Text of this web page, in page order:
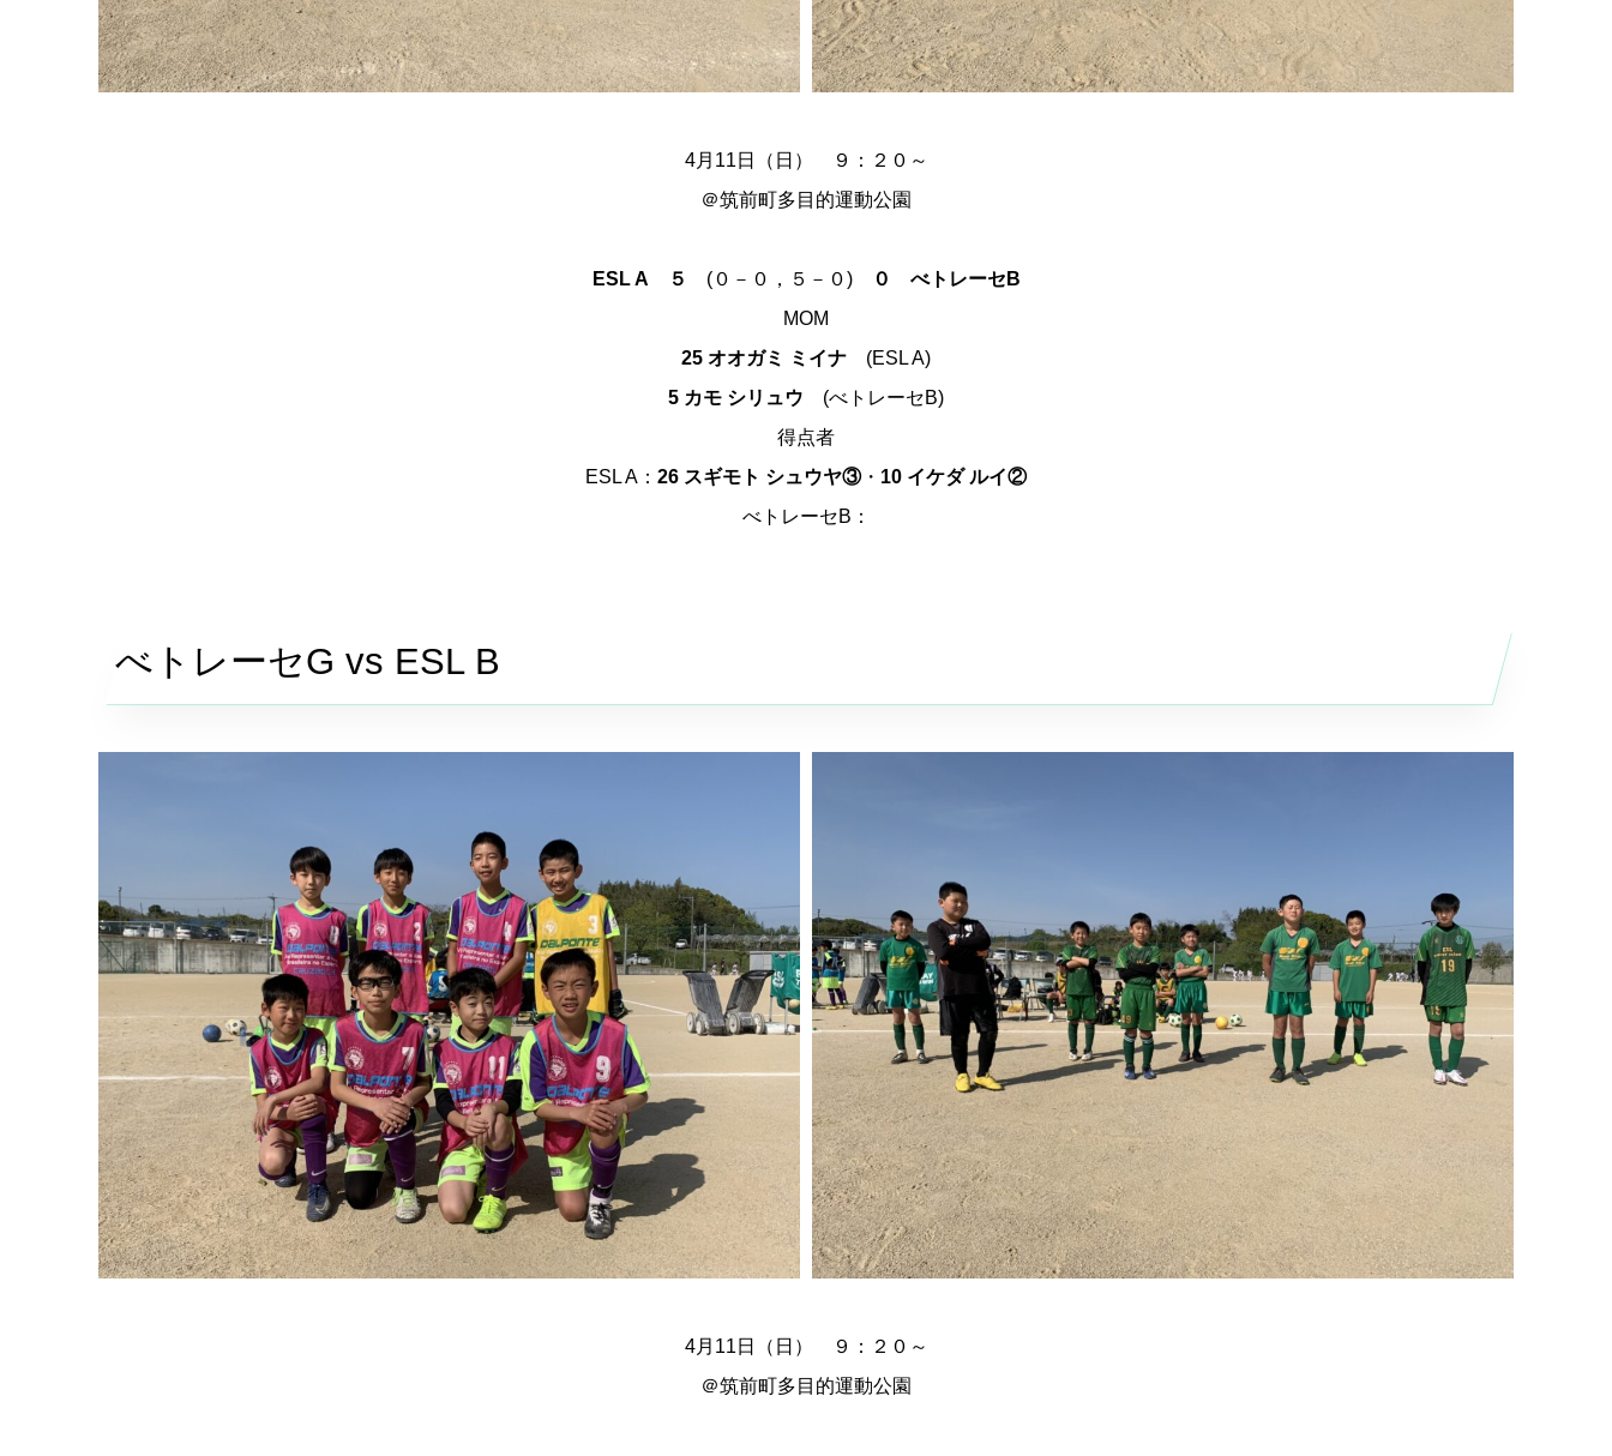
4月11日（日） ９：２０～
＠筑前町多目的運動公園
ESL A ５ (０－０，５－０) ０ べトレーセ B
MOM
25 オオガミ ミイナ (ESL A)
5 カモ シリュウ (べトレーセB)
得点者
ESL A： 26 スギモト シュウヤ③・ 10 イケダ ルイ②
べトレーセB：
べトレーセG vs ESL B
4月11日（日） ９：２０～
＠筑前町多目的運動公園